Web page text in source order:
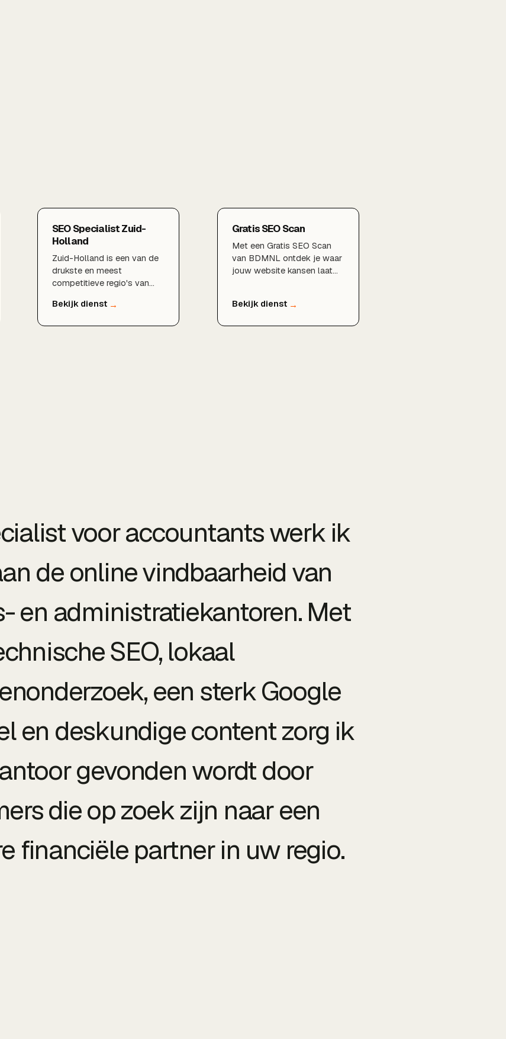
SEO Specialist Zuid-
Holland
Zuid-Holland is een van de
drukste en meest
competitieve regio's van
specialist help ik bedrijven
Gratis SEO Scan
Met een Gratis SEO Scan
van BDMNL ontdek je waar
jouw website kansen laat
vrijblijvend en zonder
voor accountants werk ik
de online vindbaarheid van
en administratiekantoren. Met
SEO, lokaal
een sterk Google
en deskundige content zorg ik
gevonden wordt door
die op zoek zijn naar een
financiële partner in uw regio.